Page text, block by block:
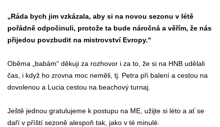
„Ráda bych jim vzkázala, aby si na novou sezonu v létě
pořádně odpočinuli, protože ta bude náročná a věřím, že nás
přijedou povzbudit na mistrovství Evropy.“
Oběma „babám“ děkuji za rozhovor i za to, že si na HNB udělali
čas, i když ho zrovna moc neměli, tj. Petra při balení a cestou na
dovolenou a Lucia cestou na beachový turnaj.
Ještě jednou gratulujeme k postupu na ME, užijte si léto a ať se
daří v příští sezoně alespoň tak, jako v té minulé.